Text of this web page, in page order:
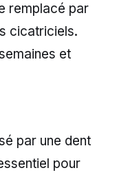
remplacé par
cicatriciels.
et
par une dent
pour